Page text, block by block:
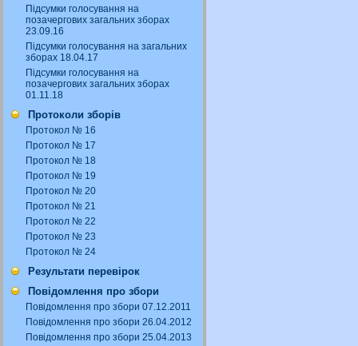
Підсумки голосування на
позачергових загальних зборах
23.09.16
Підсумки голосування на загальних
зборах 18.04.17
Підсумки голосування на
позачергових загальних зборах
01.11.18
Протоколи зборів
Протокол № 16
Протокол № 17
Протокол № 18
Протокол № 19
Протокол № 20
Протокол № 21
Протокол № 22
Протокол № 23
Протокол № 24
Результати перевірок
Повідомлення про збори
Повідомлення про збори 07.12.2011
Повідомлення про збори 26.04.2012
Повідомлення про збори 25.04.2013